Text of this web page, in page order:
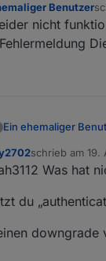
Benutzer
nicht
schrieb am 19.
zuletzt editiert
Was hat
du
downgrade